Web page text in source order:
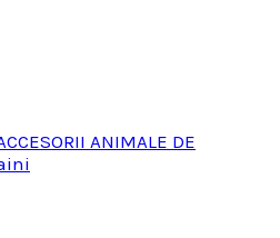
ANIMALE DE